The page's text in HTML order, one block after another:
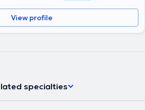
View profile
specialties